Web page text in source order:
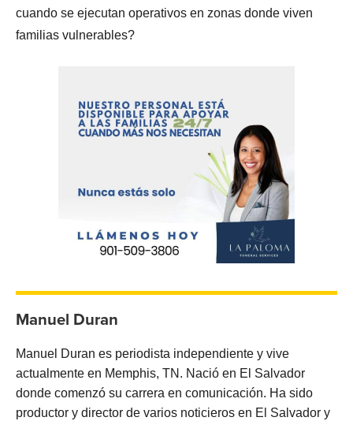
cuando se ejecutan operativos en zonas donde viven
familias vulnerables?
Manuel Duran
Manuel Duran es periodista independiente y vive
actualmente en Memphis, TN. Nació en El Salvador
donde comenzó su carrera en comunicación. Ha sido
productor y director de varios noticieros en El Salvador y